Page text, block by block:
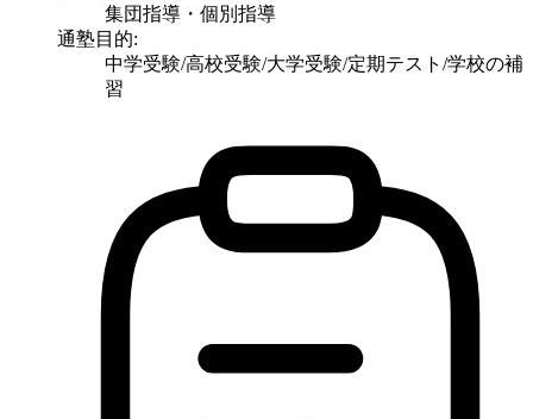
集団指導・個別指導
通塾目的:
中学受験/高校受験/大学受験/定期テスト/学校の補
習